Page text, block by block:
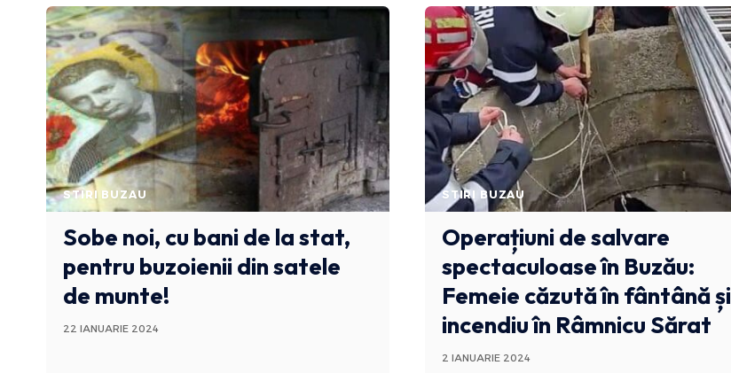
STIRI BUZAU
Sobe noi, cu bani de la stat,
pentru buzoienii din satele
de munte!
22 IANUARIE 2024
STIRI BUZAU
Operațiuni de salvare
spectaculoase în Buzău:
Femeie căzută în fântână și
incendiu în Râmnicu Sărat
2 IANUARIE 2024